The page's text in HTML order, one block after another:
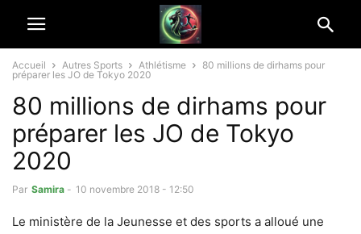
Accueil Autres Sports Athlétisme
80 millions de dirhams pour
préparer les JO de Tokyo 2020
80 millions de dirhams pour
préparer les JO de Tokyo
2020
Par Samira - 10 novembre 2018 - 12:50
Le ministère de la Jeunesse et des sports a alloué une